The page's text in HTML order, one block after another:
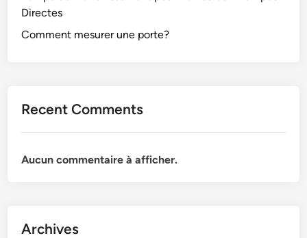
Directes
Comment mesurer une porte?
Recent Comments
Aucun commentaire à afficher.
Archives